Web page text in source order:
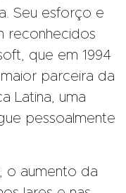
Seu esforço e
reconhecidos
que em 1994
parceira da
Latina, uma
pessoalmente
, o aumento da